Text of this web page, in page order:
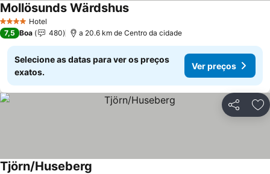
4 EstrelasHotel
Mollösunds WärdshusVer preços
7,5 Boa 480 a 20.6 km de Centro da cidade
Selecione as datas para ver os preços
exatos.
Ver preços
Partilhar
Tjörn/Huseberg